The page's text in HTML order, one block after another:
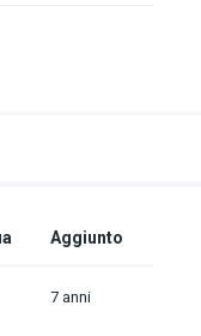
Aggiunto
7 anni